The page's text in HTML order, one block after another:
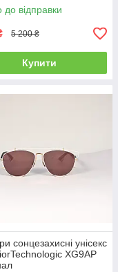
до відправки
5 200 ₴
Купити
сонцезахисні унісекс
XG9AP